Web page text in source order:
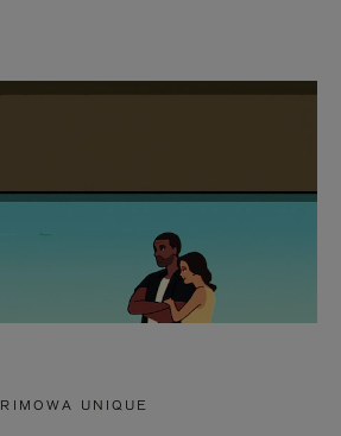
RIMOWA UNIQUE